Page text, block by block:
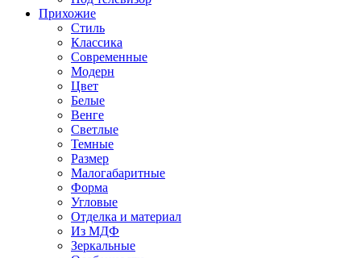
Прихожие
Стиль
Классика
Современные
Модерн
Цвет
Белые
Венге
Светлые
Темные
Размер
Малогабаритные
Форма
Угловые
Отделка и материал
Из МДФ
Зеркальные